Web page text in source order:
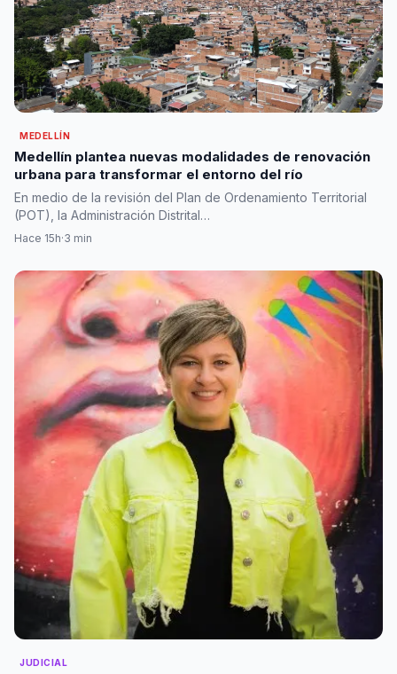
MEDELLÍN
Medellín plantea nuevas modalidades de renovación
urbana para transformar el entorno del río
En medio de la revisión del Plan de Ordenamiento Territorial
(POT), la Administración Distrital…
Hace 15h·3 min
JUDICIAL